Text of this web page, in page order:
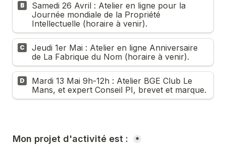
B
Samedi 26 Avril : Atelier en ligne pour la
Journée mondiale de la Propriété
Intellectuelle (horaire à venir).
C
Jeudi 1er Mai : Atelier en ligne Anniversaire
de La Fabrique du Nom (horaire à venir).
D
Mardi 13 Mai 9h-12h : Atelier BGE Club Le
Mans, et expert Conseil PI, brevet et marque.
Mon projet d'activité est : *